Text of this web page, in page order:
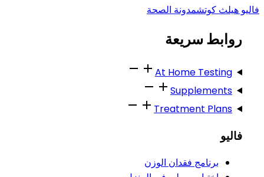
فاليو هيلث كوتشمدونة الصحة
روابط سريعة
At Home Testing
Supplements
Treatment Plans
فاليو
برنامج فقدان الوزن